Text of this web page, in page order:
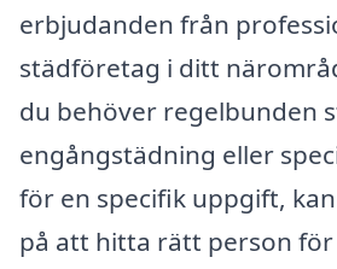
erbjudanden från
städföretag i ditt
du behöver regelbunden
engångstädning eller
för en specifik uppgift,
på att hitta rätt person